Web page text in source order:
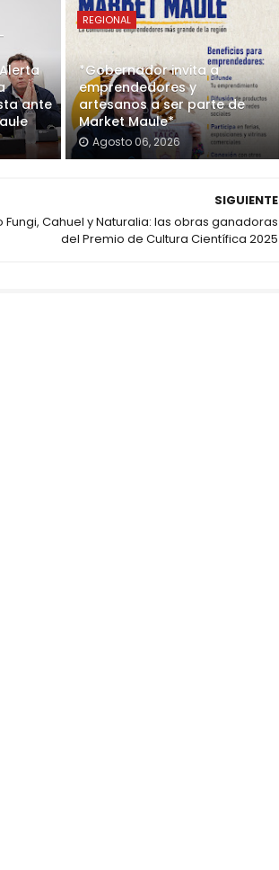
ante
REGIONAL
*Gobernador invita a
emprendedores y
artesanos a ser parte de
Market Maule*
Agosto 06, 2026
SIGUIENTE
Fungi, Cahuel y Naturalia: las obras ganadoras
del Premio de Cultura Científica 2025